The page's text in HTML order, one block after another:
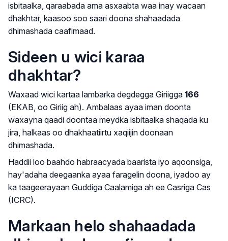
isbitaalka, qaraabada ama asxaabta waa inay wacaan
dhakhtar, kaasoo soo saari doona shahaadada
dhimashada caafimaad.
Sideen u wici karaa
dhakhtar?
Waxaad wici kartaa lambarka degdegga Giriigga 166
(EKAB, oo Giriig ah). Ambalaas ayaa iman doonta
waxayna qaadi doontaa meydka isbitaalka shaqada ku
jira, halkaas oo dhakhaatiirtu xaqiijin doonaan
dhimashada.
Haddii loo baahdo habraacyada baarista iyo aqoonsiga,
hay'adaha deegaanka ayaa faragelin doona, iyadoo ay
ka taageerayaan Guddiga Caalamiga ah ee Casriga Cas
(ICRC).
Markaan helo shahaadada